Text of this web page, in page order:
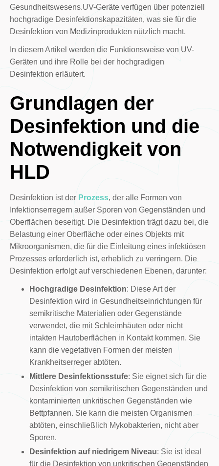
Gesundheitswesens.UV-Geräte verfügen über potenziell
hochgradige Desinfektionskapazitäten, was sie für die
Desinfektion von Medizinprodukten nützlich macht.
In diesem Artikel werden die Funktionsweise von UV-
Geräten und ihre Rolle bei der hochgradigen
Desinfektion erläutert.
Grundlagen der
Desinfektion und die
Notwendigkeit von
HLD
Desinfektion ist der Prozess, der alle Formen von
Infektionserregern außer Sporen von Gegenständen und
Oberflächen beseitigt. Die Desinfektion trägt dazu bei, die
Belastung einer Oberfläche oder eines Objekts mit
Mikroorganismen, die für die Einleitung eines infektiösen
Prozesses erforderlich ist, erheblich zu verringern. Die
Desinfektion erfolgt auf verschiedenen Ebenen, darunter:
Hochgradige Desinfektion: Diese Art der
Desinfektion wird in Gesundheitseinrichtungen für
semikritische Materialien oder Gegenstände
verwendet, die mit Schleimhäuten oder nicht
intakten Hautoberflächen in Kontakt kommen. Sie
kann die vegetativen Formen der meisten
Krankheitserreger abtöten.
Mittlere Desinfektionsstufe: Sie eignet sich für die
Desinfektion von semikritischen Gegenständen und
kontaminierten unkritischen Gegenständen wie
Bettpfannen. Sie kann die meisten Organismen
abtöten, einschließlich Mykobakterien, nicht aber
Sporen.
Desinfektion auf niedrigem Niveau: Sie ist ideal
für die Desinfektion von unkritischen Gegenständen